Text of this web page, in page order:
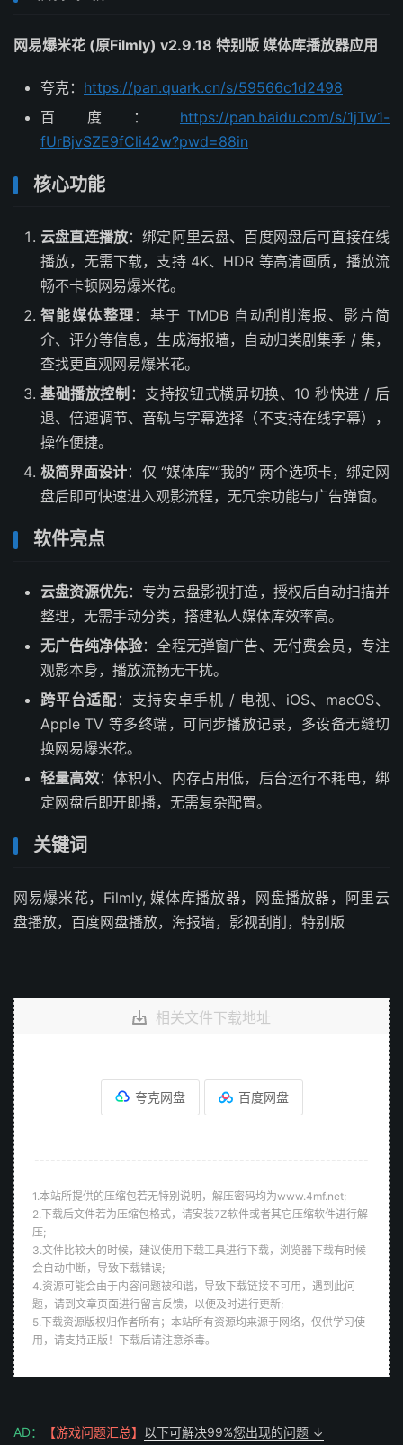
网易爆米花 (原Filmly) v2.9.18 特别版 媒体库播放器应用
夸克： https://pan.quark.cn/s/59566c1d2498
百度： https://pan.baidu.com/s/1jTw1-
fUrBjvSZE9fCli42w?pwd=88in
核心功能
云盘直连播放：绑定阿里云盘、百度网盘后可直接在线
播放，无需下载，支持 4K、HDR 等高清画质，播放流
畅不卡顿网易爆米花。
智能媒体整理 ：基于 TMDB 自动刮削海报、影片简
介、评分等信息，生成海报墙，自动归类剧集季 / 集，
查找更直观网易爆米花。
基础播放控制 ：支持按钮式横屏切换、10 秒快进 / 后
退、倍速调节、音轨与字幕选择（不支持在线字幕），
操作便捷。
极简界面设计：仅 “媒体库”“我的” 两个选项卡，绑定网
盘后即可快速进入观影流程，无冗余功能与广告弹窗。
软件亮点
云盘资源优先：专为云盘影视打造，授权后自动扫描并
整理，无需手动分类，搭建私人媒体库效率高。
无广告纯净体验：全程无弹窗广告、无付费会员，专注
观影本身，播放流畅无干扰。
跨平台适配 ：支持安卓手机 / 电视、iOS、macOS、
Apple TV 等多终端，可同步播放记录，多设备无缝切
换网易爆米花。
轻量高效：体积小、内存占用低，后台运行不耗电，绑
定网盘后即开即播，无需复杂配置。
关键词
网易爆米花，Filmly, 媒体库播放器，网盘播放器，阿里云
盘播放，百度网盘播放，海报墙，影视刮削，特别版
相关文件下载地址
夸克网盘 百度网盘
--------------------------------------------------------------
1.本站所提供的压缩包若无特别说明，解压密码均为www.4mf.net;
2.下载后文件若为压缩包格式，请安装7Z软件或者其它压缩软件进行解
压;
3.文件比较大的时候，建议使用下载工具进行下载，浏览器下载有时候
会自动中断，导致下载错误;
4.资源可能会由于内容问题被和谐，导致下载链接不可用，遇到此问
题，请到文章页面进行留言反馈，以便及时进行更新;
5.下载资源版权归作者所有；本站所有资源均来源于网络，仅供学习使
用，请支持正版！下载后请注意杀毒。
AD： 【游戏问题汇总】 以下可解决99%您出现的问题 ↓